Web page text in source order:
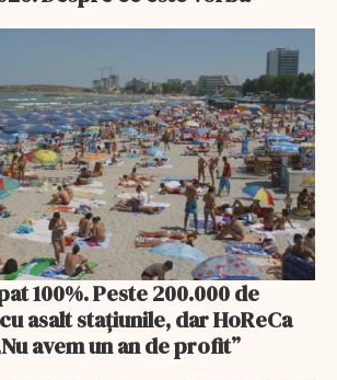
100%. Peste 200.000 de
asalt stațiunile, dar HoReCa
avem un an de profit”